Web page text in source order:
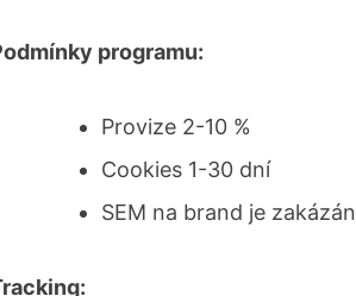
programu:
Provize 2-10 %
Cookies 1-30 dní
SEM na brand je zakázán